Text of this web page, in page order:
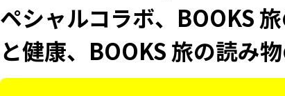
ペシャルコラボ、BOOKS
と健康、BOOKS 旅の読み